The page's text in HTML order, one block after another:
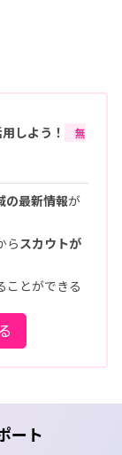
しよう！
無
の最新情報が
ら スカウトが
ことができる
ート